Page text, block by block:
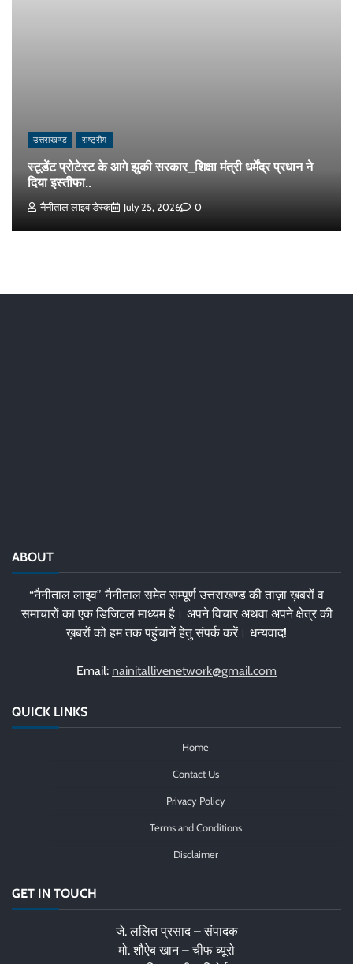
उत्तराखण्ड राष्ट्रीय
स्टूडेंट प्रोटेस्ट के आगे झुकी सरकार_शिक्षा मंत्री धर्मेंद्र प्रधान ने
दिया इस्तीफा..
नैनीताल लाइव डेस्क July 25, 2026 0
ABOUT
“नैनीताल लाइव” नैनीताल समेत सम्पूर्ण उत्तराखण्ड की ताज़ा ख़बरों व
समाचारों का एक डिजिटल माध्यम है। अपने विचार अथवा अपने क्षेत्र की
ख़बरों को हम तक पहुंचानें हेतु संपर्क करें। धन्यवाद!
Email: nainitallivenetwork@gmail.com
QUICK LINKS
Home
Contact Us
Privacy Policy
Terms and Conditions
Disclaimer
GET IN TOUCH
जे. ललित प्रसाद – संपादक
मो. शौऐब खान – चीफ ब्यूरो